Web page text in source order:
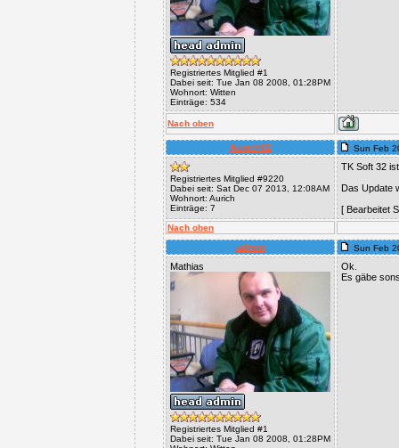
Registriertes Mitglied #1
Dabei seit: Tue Jan 08 2008, 01:28PM
Wohnort: Witten
Einträge: 534
Nach oben
Aurich02 Sun Feb
Registriertes Mitglied #9220
Dabei seit: Sat Dec 07 2013, 12:08AM
Wohnort: Aurich
Einträge: 7
TK Soft 32
Das Update
[ Bearbeitet
Nach oben
admin Sun Feb
Mathias
Registriertes Mitglied #1
Dabei seit: Tue Jan 08 2008, 01:28PM
Ok.
Es gäbe